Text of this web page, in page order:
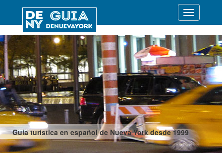
Guía turística en español de Nueva York desde 1999
Desplegar